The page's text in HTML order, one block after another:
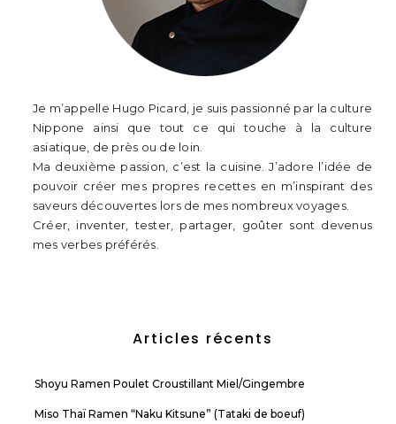
Je m’appelle Hugo Picard, je suis passionné par la culture
Nippone ainsi que tout ce qui touche à la culture
asiatique, de près ou de loin.
Ma deuxième passion, c’est la cuisine. J’adore l’idée de
pouvoir créer mes propres recettes en m’inspirant des
saveurs découvertes lors de mes nombreux voyages.
Créer, inventer, tester, partager, goûter sont devenus
mes verbes préférés.
Articles récents
Shoyu Ramen Poulet Croustillant Miel/Gingembre
Miso Thaï Ramen “Naku Kitsune” (Tataki de boeuf)